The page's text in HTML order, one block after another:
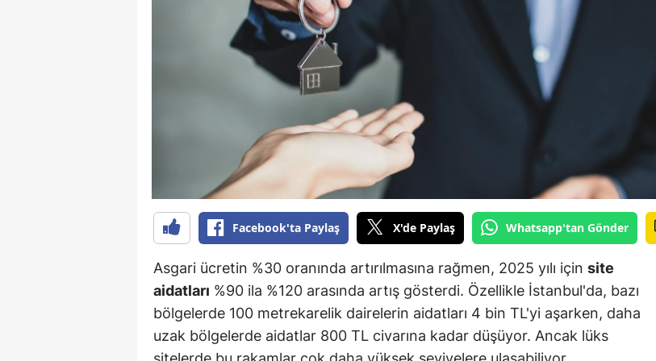
Bingöl
Bitlis
Bolu
Burdur
Bursa
Çanakkale
Çankırı
Çorum
Denizli
Facebook'ta Paylaş X'de Paylaş Whatsapp'tan Gönder
Asgari ücretin %30 oranında artırılmasına rağmen, 2025 yılı için site
aidatları %90 ila %120 arasında artış gösterdi. Özellikle İstanbul'da, bazı
bölgelerde 100 metrekarelik dairelerin aidatları 4 bin TL'yi aşarken, daha
uzak bölgelerde aidatlar 800 TL civarına kadar düşüyor. Ancak lüks